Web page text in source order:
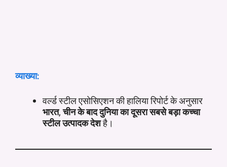
व्याख्या:
वर्ल्ड स्टील एसोसिएशन की हालिया रिपोर्ट के अनुसार
भारत,चीन के बाद दुनिया का दूसरा सबसे बड़ा कच्चा
स्टीलउत्पादक देशहै।